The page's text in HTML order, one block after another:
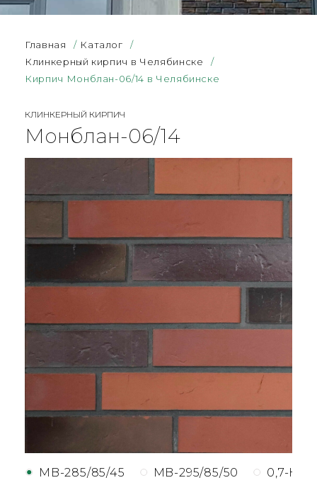
Главная / Каталог
/
Клинкерный кирпич в Челябинске
/
Кирпич Монблан-06/14 в Челябинске
КЛИНКЕРНЫЙ КИРПИЧ
Монблан-06/14
MB-285/85/45 MB-295/85/50 0,7-НФ